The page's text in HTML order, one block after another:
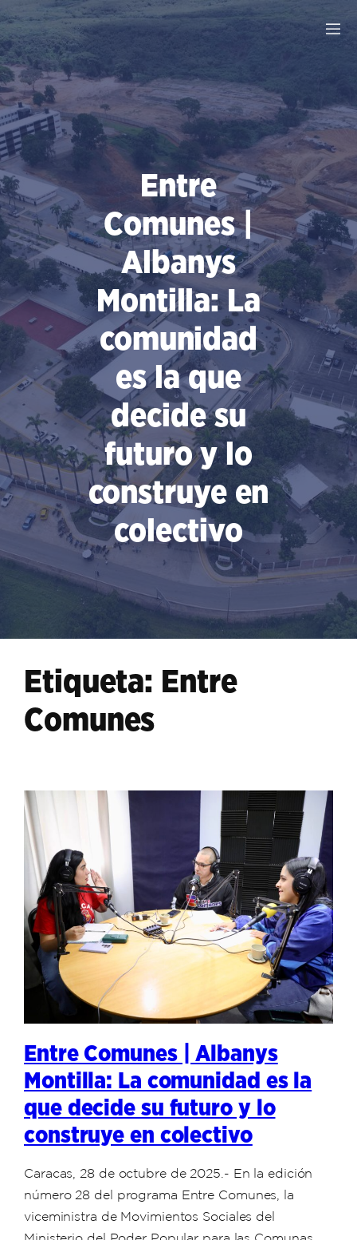
al
contenido
Entre
Comunes |
Albanys
Montilla: La
comunidad
es la que
decide su
futuro y lo
construye en
colectivo
Etiqueta: Entre
Comunes
Entre Comunes | Albanys
Montilla: La comunidad es la
que decide su futuro y lo
construye en colectivo
Caracas, 28 de octubre de 2025.- En la edición
número 28 del programa Entre Comunes, la
viceministra de Movimientos Sociales del